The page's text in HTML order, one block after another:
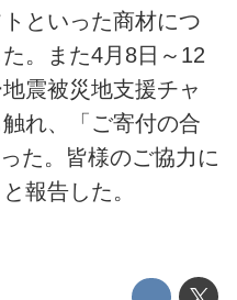
といった商材につ
。また4月8日～12
震被災地支援チャ
れ、「ご寄付の合
た。皆様のご協力に
報告した。